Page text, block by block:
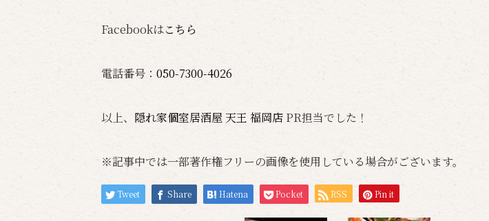
Facebookはこちら
電話番号： 050-7300-4026
以上、 隠れ家個室居酒屋 天王 福岡店 PR担当でした！
※記事中では一部著作権フリーの画像を使用している場合がございます。
Tweet Share Hatena Pocket RSS Pin it